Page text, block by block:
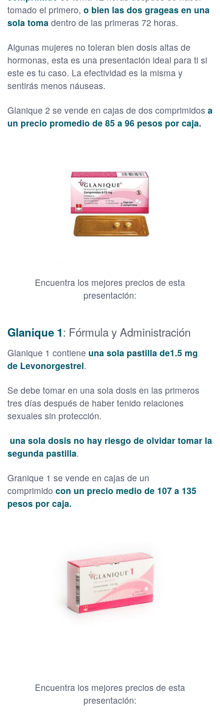
tomado el primero, o bien las dos grageas en una
sola toma dentro de las primeras 72 horas.
Algunas mujeres no toleran bien dosis altas de
hormonas, esta es una presentación ideal para ti si
este es tu caso. La efectividad es la misma y
sentirás menos náuseas.
Glanique 2 se vende en cajas de dos comprimidos a
un precio promedio de 85 a 96 pesos por caja.
Encuentra los mejores precios de esta
presentación:
Glanique 1: Fórmula y Administración
Glanique 1 contiene una sola pastilla de1.5 mg
de Levonorgestrel.
Se debe tomar en una sola dosis en las primeros
tres días después de haber tenido relaciones
sexuales sin protección.
una sola dosis no hay riesgo de olvidar tomar la
segunda pastilla.
Granique 1 se vende en cajas de un
comprimido con un precio medio de 107 a 135
pesos por caja.
Encuentra los mejores precios de esta
presentación: